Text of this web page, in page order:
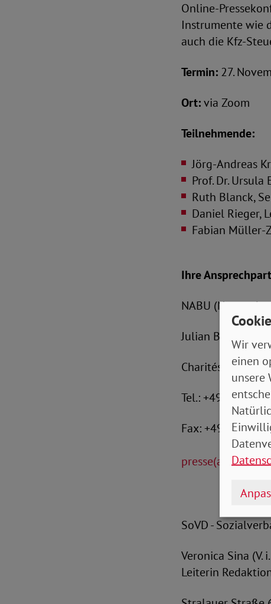
Online-
Instrumente wie
auch die Kfz-
Termin: 27.
Ort:via Zoom
Teilnehmende:
Jörg-Andreas
Prof. Dr.
Ruth Blanck,
Daniel Rieger,
Fabian Müller-
Ihre
NABU
Julian Bethke |
Charitéstraße 3,
Tel.: +49 (0)30
Fax: +49 (0)30
presse(at)nabu.de
SoVD -
Veronica Sina (V. i.
Leiterin
Wir
einen
unsere